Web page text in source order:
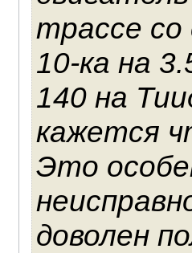
трассе
10-ка на
140 на
кажется
Это
доволен